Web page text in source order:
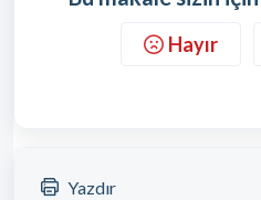
Hayır
Yazdır